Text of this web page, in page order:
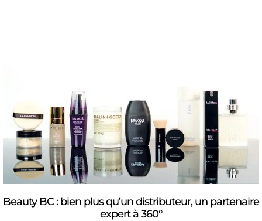
Beauty BC : bien plus qu’un distributeur, un partenaire
expert à 360°